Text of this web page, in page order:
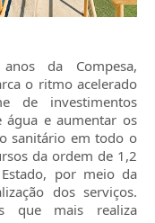
da Compesa,
o ritmo acelerado
de investimentos
água e aumentar os
sanitário em todo o
da ordem de 1,2
por meio da
dos serviços.
que mais realiza